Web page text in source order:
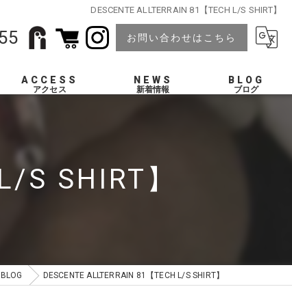
DESCENTE ALLTERRAIN 81【TECH L/S SHIRT】
お問い合わせはこちら
ACCESS NEWS BLOG
S SHIRT】
BLOG DESCENTE ALLTERRAIN 81【TECH L/S SHIRT】